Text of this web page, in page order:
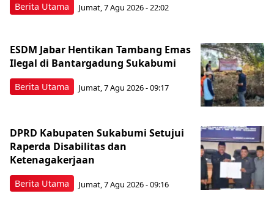
Berita Utama Jumat, 7 Agu 2026 - 22:02
Berita Utama
ESDM Jabar Hentikan Tambang Emas
Ilegal di Bantargadung Sukabumi
Jumat, 7 Agu 2026 - 09:17
Berita Utama
DPRD Kabupaten Sukabumi Setujui
Raperda Disabilitas dan
Ketenagakerjaan
Jumat, 7 Agu 2026 - 09:16